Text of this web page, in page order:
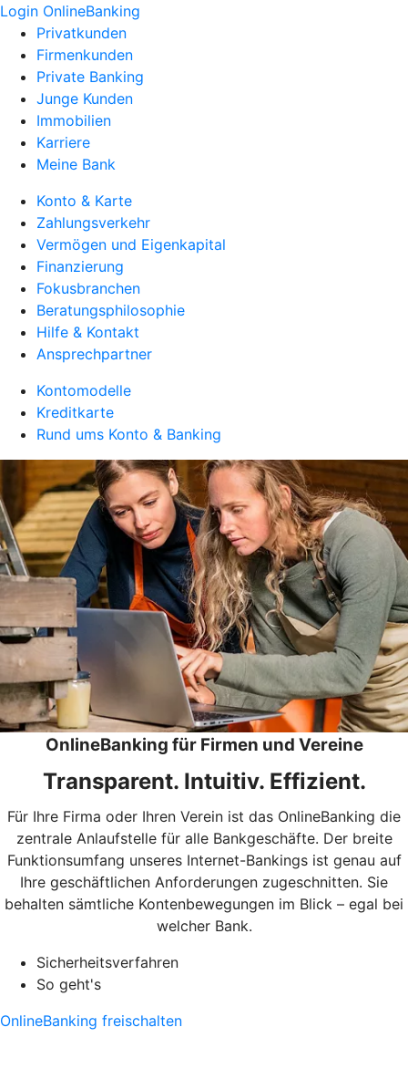
Login OnlineBanking
Privatkunden
Firmenkunden
Private Banking
Junge Kunden
Immobilien
Karriere
Meine Bank
Konto & Karte
Zahlungsverkehr
Vermögen und Eigenkapital
Finanzierung
Fokusbranchen
Beratungsphilosophie
Hilfe & Kontakt
Ansprechpartner
Kontomodelle
Kreditkarte
Rund ums Konto & Banking
OnlineBanking für Firmen und Vereine
Transparent. Intuitiv. Effizient.
Für Ihre Firma oder Ihren Verein ist das OnlineBanking die
zentrale Anlaufstelle für alle Bankgeschäfte. Der breite
Funktionsumfang unseres Internet-Bankings ist genau auf
Ihre geschäftlichen Anforderungen zugeschnitten. Sie
behalten sämtliche Kontenbewegungen im Blick – egal bei
welcher Bank.
Sicherheitsverfahren
So geht's
OnlineBanking freischalten